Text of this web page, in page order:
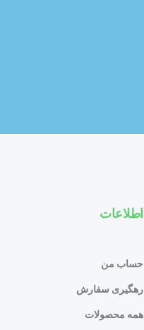
اطلاعات
حساب من
رهگیری سفارش
همه محصولات